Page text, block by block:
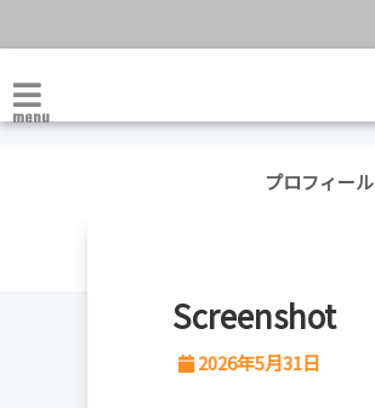
menu
プロフィール
Screenshot
2026年5月31日